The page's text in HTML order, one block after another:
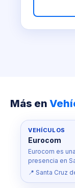
Más en
VEHÍCULOS
Eurocom
Eurocom es
presencia en
📍 Santa Cruz